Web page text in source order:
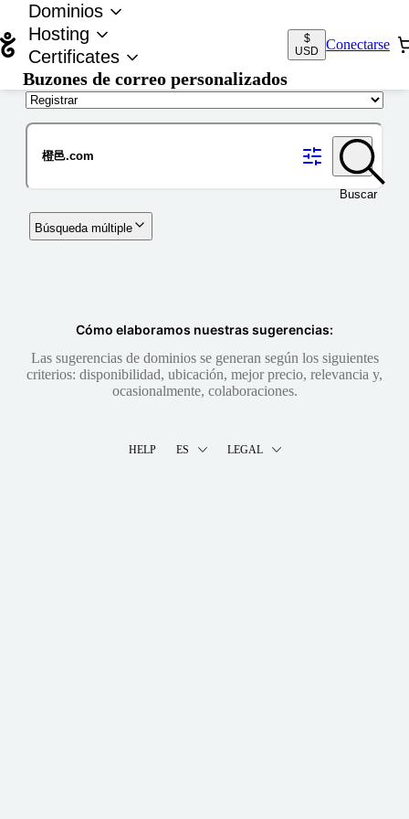
Dominios
Hosting
Certificates
Buzones de correo personalizados
$
USD
Conectarse
Buscar
Búsqueda múltiple
Cómo elaboramos nuestras sugerencias:
Las sugerencias de dominios se generan según los siguientes
criterios: disponibilidad, ubicación, mejor precio, relevancia y,
ocasionalmente, colaboraciones.
HELP ES LEGAL